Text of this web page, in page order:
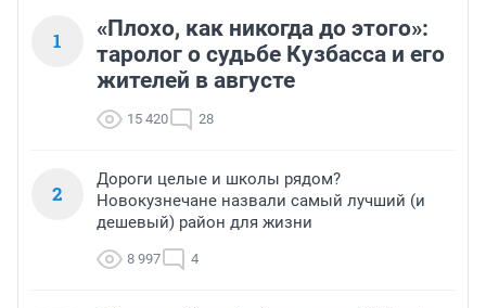
1
«Плохо, как никогда до этого»:
таролог о судьбе Кузбасса и его
жителей в августе
15 420 28
2
Дороги целые и школы рядом?
Новокузнечане назвали самый лучший (и
дешевый) район для жизни
8 997 4